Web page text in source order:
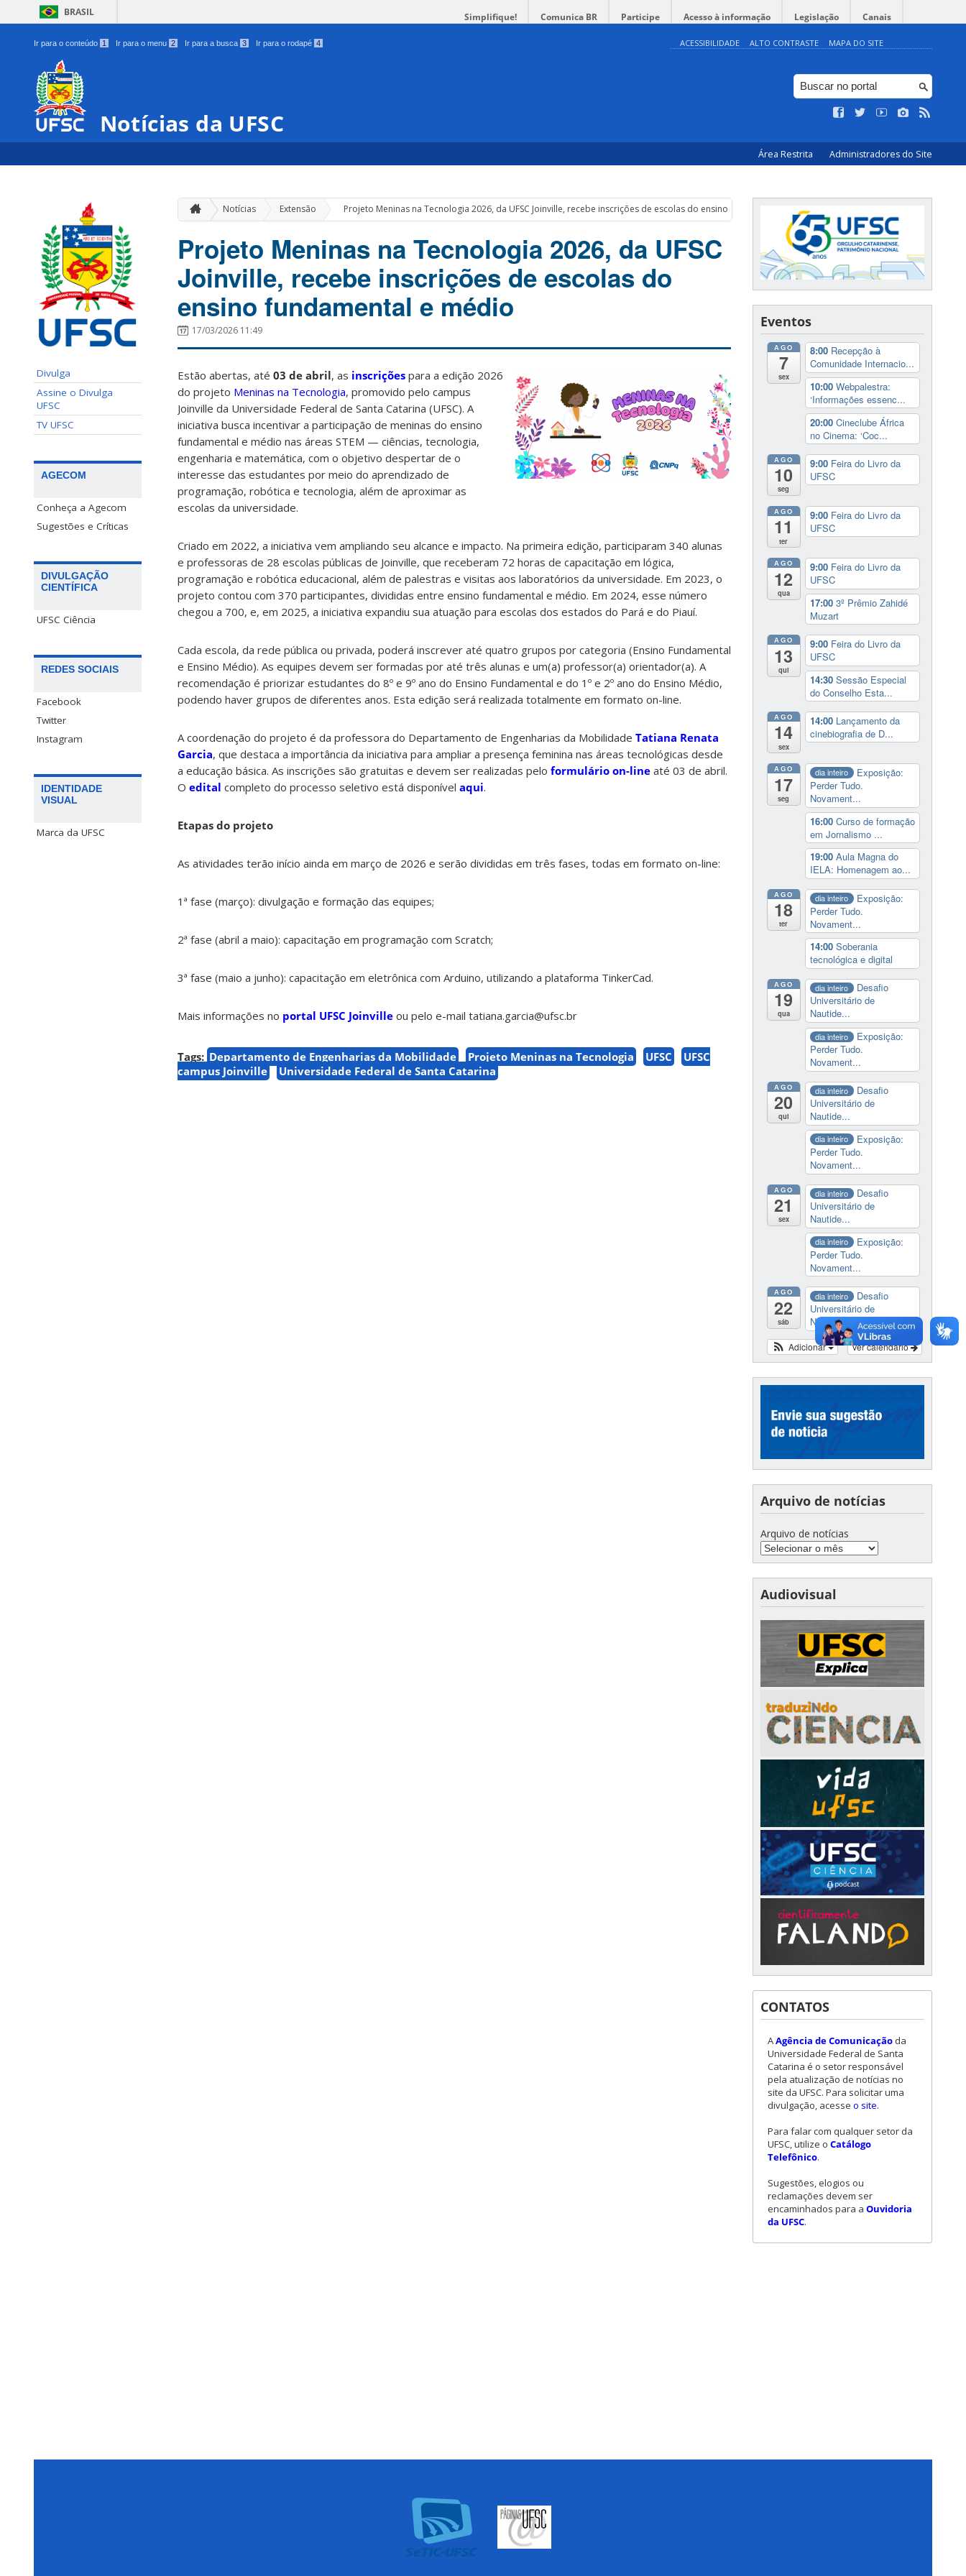
BRASIL Simplifique! Comunica BR Participe Acesso à informação Legislação Canais
Ir para o conteúdo 1 Ir para o menu 2 Ir para a busca 3 Ir para o rodapé 4 ACESSIBILIDADE ALTO CONTRASTE MAPA DO SITE
Notícias da UFSC
Área Restrita Administradores do Site
Divulga
Assine o Divulga
UFSC
TV UFSC
AGECOM
Conheça a Agecom
Sugestões e Críticas
DIVULGAÇÃO
CIENTÍFICA
UFSC Ciência
REDES SOCIAIS
Facebook
Twitter
Instagram
IDENTIDADE
VISUAL
Marca da UFSC
Notícias Extensão » Projeto Meninas na Tecnologia 2026, da UFSC Joinville, recebe inscrições de escolas do ensino fundamental e médio
Projeto Meninas na Tecnologia 2026, da UFSC
Joinville, recebe inscrições de escolas do
ensino fundamental e médio
17/03/2026 11:49
Estão abertas, até 03 de abril, as inscrições para a edição 2026
do projeto Meninas na Tecnologia, promovido pelo campus
Joinville da Universidade Federal de Santa Catarina (UFSC). A
iniciativa busca incentivar a participação de meninas do ensino
fundamental e médio nas áreas STEM — ciências, tecnologia,
engenharia e matemática, com o objetivo despertar de o
interesse das estudantes por meio do aprendizado de
programação, robótica e tecnologia, além de aproximar as
escolas da universidade.
Criado em 2022, a iniciativa vem ampliando seu alcance e impacto. Na primeira edição, participaram 340 alunas
e professoras de 28 escolas públicas de Joinville, que receberam 72 horas de capacitação em lógica,
programação e robótica educacional, além de palestras e visitas aos laboratórios da universidade. Em 2023, o
projeto contou com 370 participantes, divididas entre ensino fundamental e médio. Em 2024, esse número
chegou a 700, e, em 2025, a iniciativa expandiu sua atuação para escolas dos estados do Pará e do Piauí.
Cada escola, da rede pública ou privada, poderá inscrever até quatro grupos por categoria (Ensino Fundamental
e Ensino Médio). As equipes devem ser formadas por até três alunas e um(a) professor(a) orientador(a). A
recomendação é priorizar estudantes do 8º e 9º ano do Ensino Fundamental e do 1º e 2º ano do Ensino Médio,
podendo haver grupos de diferentes anos. Esta edição será realizada totalmente em formato on-line.
A coordenação do projeto é da professora do Departamento de Engenharias da Mobilidade Tatiana Renata
Garcia, que destaca a importância da iniciativa para ampliar a presença feminina nas áreas tecnológicas desde
a educação básica. As inscrições são gratuitas e devem ser realizadas pelo formulário on-line até 03 de abril.
O edital completo do processo seletivo está disponível aqui.
Etapas do projeto
As atividades terão início ainda em março de 2026 e serão divididas em três fases, todas em formato on-line:
1ª fase (março): divulgação e formação das equipes;
2ª fase (abril a maio): capacitação em programação com Scratch;
3ª fase (maio a junho): capacitação em eletrônica com Arduino, utilizando a plataforma TinkerCad.
Mais informações no portal UFSC Joinville ou pelo e-mail tatiana.garcia@ufsc.br
Tags: Departamento de Engenharias da Mobilidade Projeto Meninas na Tecnologia UFSC
UFSC
campus Joinville
Universidade Federal de Santa Catarina
Eventos
AGO
7
sex
8:00 Recepção à
Comunidade Internacio...
10:00 Webpalestra:
‘Informações essenc...
20:00 Cineclube África
no Cinema: ‘Coc...
AGO
10
seg
9:00 Feira do Livro da
UFSC
AGO
11
ter
9:00 Feira do Livro da
UFSC
AGO
12
qua
9:00 Feira do Livro da
UFSC
17:00 3º Prêmio Zahidé
Muzart
AGO
13
qui
9:00 Feira do Livro da
UFSC
14:30 Sessão Especial
do Conselho Esta...
AGO
14
sex
14:00 Lançamento da
cinebiografia de D...
AGO
17
seg
dia inteiro
Exposição:
Perder Tudo.
Novament...
16:00 Curso de formação
em Jornalismo ...
19:00 Aula Magna do
IELA: Homenagem ao...
AGO
18
ter
dia inteiro
Exposição:
Perder Tudo.
Novament...
14:00 Soberania
tecnológica e digital
AGO
19
qua
dia inteiro
Desafio
Universitário de
Nautide...
dia inteiro
Exposição:
Perder Tudo.
Novament...
AGO
20
qui
dia inteiro
Desafio
Universitário de
Nautide...
dia inteiro
Exposição:
Perder Tudo.
Novament...
AGO
21
sex
dia inteiro
Desafio
Universitário de
Nautide...
dia inteiro
Exposição:
Perder Tudo.
Novament...
AGO
22
sáb
dia inteiro
Desafio
Universitário de
Nautide...
Ver calendário
Adicionar
Arquivo de notícias
Arquivo de notícias
Audiovisual
CONTATOS
AAgência de Comunicação da
Universidade Federal de Santa
Catarina é o setor responsável
pela atualização de notícias no
site da UFSC. Para solicitar uma
divulgação, acesse o site.
Para falar com qualquer setor da
UFSC, utilize o Catálogo
Telefônico.
Sugestões, elogios ou
reclamações devem ser
encaminhados para a Ouvidoria
da UFSC.